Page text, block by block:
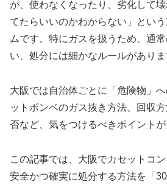
が、使わなくなったり、劣化して
てたらいいのかわからない」とい
ムです。特にガスを扱うため、通
い、処分には細かなルールがありま
大阪では自治体ごとに「危険物」
ットボンベのガス抜き方法、回収
否など、気をつけるべきポイントが
この記事では、大阪でカセットコ
安全かつ確実に処分する方法を「